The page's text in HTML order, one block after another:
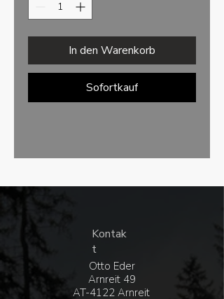
In den Warenkorb
Sofortkauf
Kontak
t
Otto Eder
Arnreit 49
AT-4122 Arnreit